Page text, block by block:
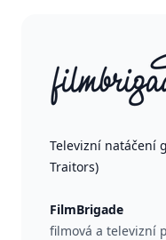
Televizní natáčení
Traitors)
FilmBrigade
filmová a televizní